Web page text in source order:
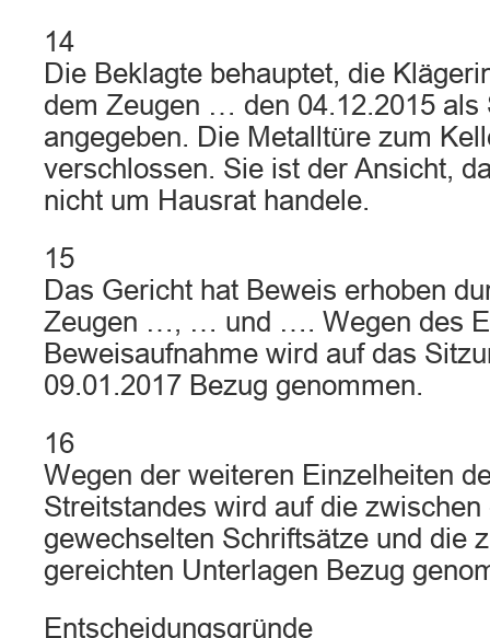
14
Die Beklagte behauptet, die
dem Zeugen … den 04.12.2015 als
angegeben. Die Metalltüre zum
verschlossen. Sie ist der Ansicht,
nicht um Hausrat handele.
15
Das Gericht hat Beweis erhoben
Zeugen …, … und …. Wegen des
Beweisaufnahme wird auf das
09.01.2017 Bezug genommen.
16
Wegen der weiteren Einzelheiten
Streitstandes wird auf die zwischen
gewechselten Schriftsätze und die
gereichten Unterlagen Bezug
Entscheidungsgründe